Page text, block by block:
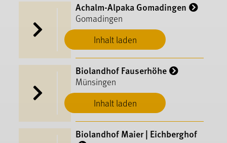
Inhalt laden
Achalm-Alpaka Gomadingen
Gomadingen
Inhalt laden
Biolandhof Fauserhöhe
Münsingen
Biolandhof Maier | Eichberghof